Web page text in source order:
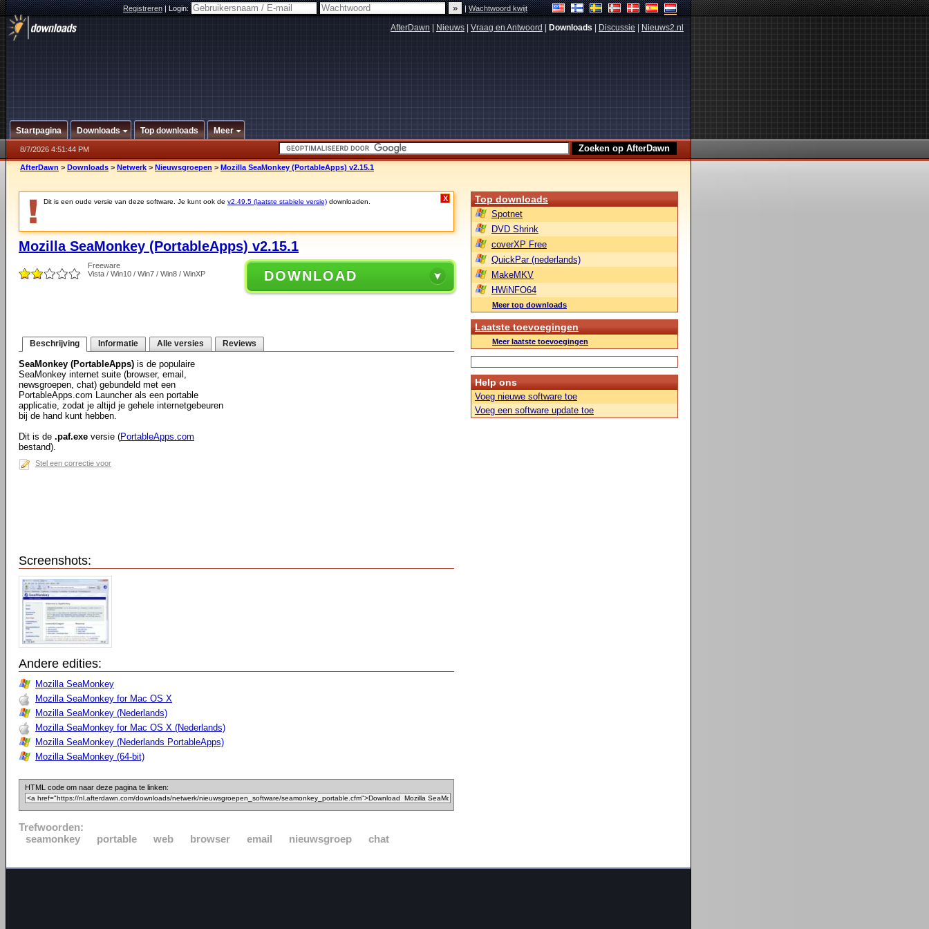
Registreren|Login: |Wachtwoord kwijt
AfterDawn Nieuws Vraag en Antwoord Downloads Discussie Nieuws2.nl
Startpagina Downloads Top downloads Meer
8/7/2026 4:51:44 PM
AfterDawn > Downloads > Netwerk > Nieuwsgroepen > Mozilla SeaMonkey (PortableApps) v2.15.1
Dit is een oude versie van deze software. Je kunt ook de v2.49.5 (laatste stabiele versie) downloaden. X
Mozilla SeaMonkey (PortableApps) v2.15.1
Freeware
Vista / Win10 / Win7 / Win8 / WinXP
DOWNLOAD
Beschrijving Informatie Alle versies Reviews
SeaMonkey (PortableApps) is de populaire
SeaMonkey internet suite (browser, email,
newsgroepen, chat) gebundeld met een
PortableApps.com Launcher als een portable
applicatie, zodat je altijd je gehele internetgebeuren
bij de hand kunt hebben.
Dit is de .paf.exe versie (PortableApps.com
bestand).
Stel een correctie voor
Screenshots:
Andere edities:
Mozilla SeaMonkey
Mozilla SeaMonkey for Mac OS X
Mozilla SeaMonkey (Nederlands)
Mozilla SeaMonkey for Mac OS X (Nederlands)
Mozilla SeaMonkey (Nederlands PortableApps)
Mozilla SeaMonkey (64-bit)
HTML code om naar deze pagina te linken:
Trefwoorden:
seamonkey
portable web browser email nieuwsgroep chat
Top downloads
Spotnet
DVD Shrink
coverXP Free
QuickPar (nederlands)
MakeMKV
HWiNFO64
Meer top downloads
Laatste toevoegingen
Meer laatste toevoegingen
Help ons
Voeg nieuwe software toe
Voeg een software update toe